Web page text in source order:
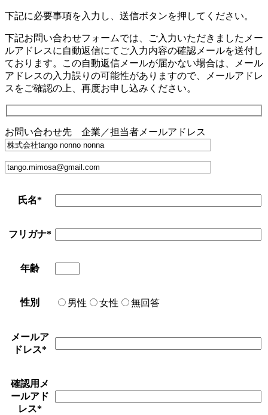
下記に必要事項を入力し、送信ボタンを押してください。
下記お問い合わせフォームでは、ご入力いただきましたメー
ルアドレスに自動返信にてご入力内容の確認メールを送付し
ております。この自動返信メールが届かない場合は、メール
アドレスの入力誤りの可能性がありますので、メールアドレ
スをご確認の上、再度お申し込みください。
お問い合わせ先 企業／担当者メールアドレス
氏名*
フリガナ*
年齢
性別 男性 女性 無回答
メールア
ドレス*
確認用メ
ールアド
レス*